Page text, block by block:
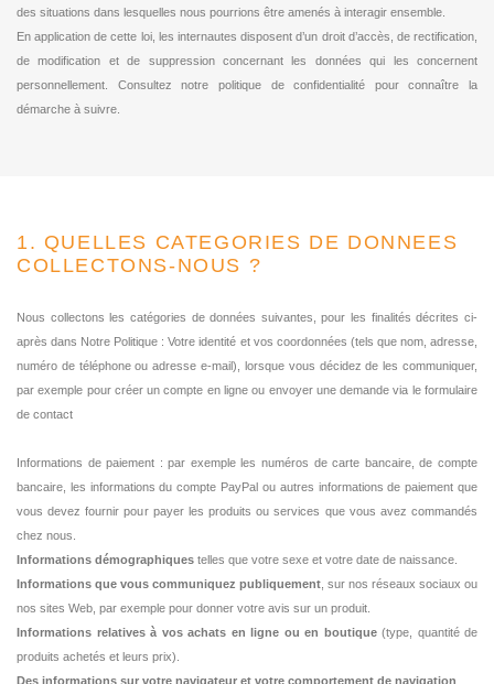
des situations dans lesquelles nous pourrions être amenés à interagir ensemble.
En application de cette loi, les internautes disposent d’un droit d’accès, de rectification,
de modification et de suppression concernant les données qui les concernent
personnellement. Consultez notre politique de confidentialité pour connaître la
démarche à suivre.
1. QUELLES CATEGORIES DE DONNEES
COLLECTONS-NOUS ?
Nous collectons les catégories de données suivantes, pour les finalités décrites ci-
après dans Notre Politique : Votre identité et vos coordonnées (tels que nom, adresse,
numéro de téléphone ou adresse e-mail), lorsque vous décidez de les communiquer,
par exemple pour créer un compte en ligne ou envoyer une demande via le formulaire
de contact
Informations de paiement : par exemple les numéros de carte bancaire, de compte
bancaire, les informations du compte PayPal ou autres informations de paiement que
vous devez fournir pour payer les produits ou services que vous avez commandés
chez nous.
Informations démographiques telles que votre sexe et votre date de naissance.
Informations que vous communiquez publiquement , sur nos réseaux sociaux ou
nos sites Web, par exemple pour donner votre avis sur un produit.
Informations relatives à vos achats en ligne ou en boutique(type, quantité de
produits achetés et leurs prix).
Des informations sur votre navigateur et votre comportement de navigation